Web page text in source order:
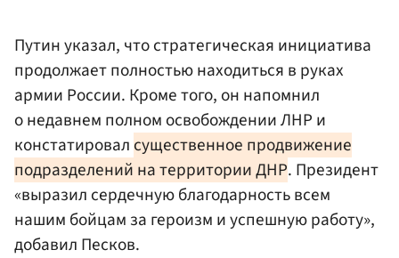
Путин указал, что стратегическая инициатива
продолжает полностью находиться в руках
армии России. Кроме того, он напомнил
о недавнем полном освобождении ЛНР и
констатировал существенное продвижение
подразделений на территории ДНР. Президент
«выразил сердечную благодарность всем
нашим бойцам за героизм и успешную работу»,
добавил Песков.